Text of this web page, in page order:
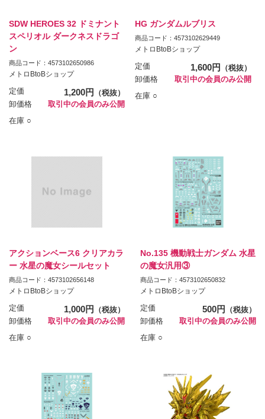
SDW HEROES 32 ドミナント
スペリオル ダークネスドラゴ
ン
商品コード：4573102650986
メトロBtoBショップ
定価 1,200円
（税抜）
卸価格
取引中の会員のみ公開
在庫 ○
HG ガンダムルブリス
商品コード：4573102629449
メトロBtoBショップ
定価 1,600円
（税抜）
卸価格
取引中の会員のみ公開
在庫 ○
アクションベース6 クリアカラ
ー 水星の魔女シールセット
商品コード：4573102656148
メトロBtoBショップ
定価 1,000円
（税抜）
卸価格
取引中の会員のみ公開
在庫 ○
No.135 機動戦士ガンダム 水星
の魔女汎用③
商品コード：4573102650832
メトロBtoBショップ
定価 500円
（税抜）
卸価格
取引中の会員のみ公開
在庫 ○